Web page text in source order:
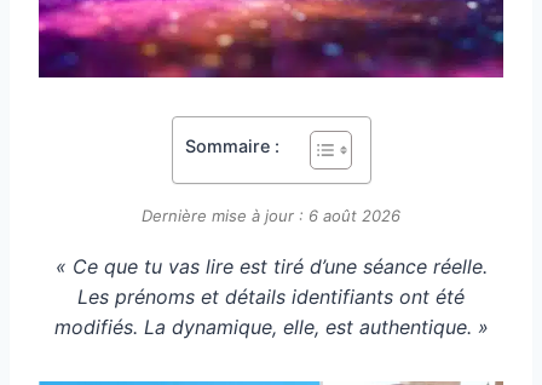
Sommaire :
Dernière mise à jour : 6 août 2026
« Ce que tu vas lire est tiré d’une séance réelle.
Les prénoms et détails identifiants ont été
modifiés. La dynamique, elle, est authentique. »